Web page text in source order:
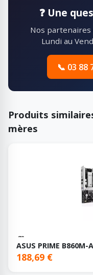
❓ Une
Nos
Lundi au
📞 03 88
Produits
mères
ASUS PRIME B860M-
188,69 €